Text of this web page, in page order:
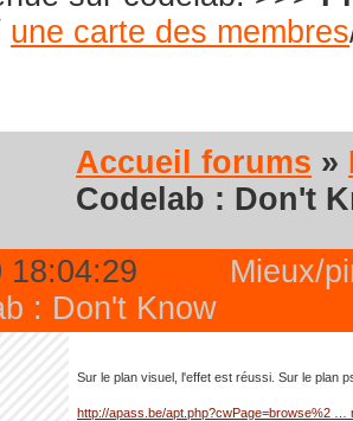
une carte des membres
Accueil forums »
Codelab : Don't
18:04:29
Mieux/
: Don't Know
Sur le plan visuel, l'effet est réussi. Sur le plan
http://apass.be/apt.php?cwPage=browse%2 …